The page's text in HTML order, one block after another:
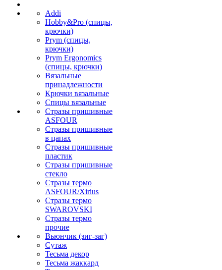
Addi
Hobby&Pro (спицы,
крючки)
Prym (спицы,
крючки)
Prym Ergonomics
(спицы, крючки)
Вязальные
принадлежности
Крючки вязальные
Спицы вязальные
Стразы пришивные
ASFOUR
Стразы пришивные
в цапах
Стразы пришивные
пластик
Стразы пришивные
стекло
Стразы термо
ASFOUR/Xirius
Стразы термо
SWAROVSKI
Стразы термо
прочие
Вьюнчик (зиг-заг)
Сутаж
Тесьма декор
Тесьма жаккард